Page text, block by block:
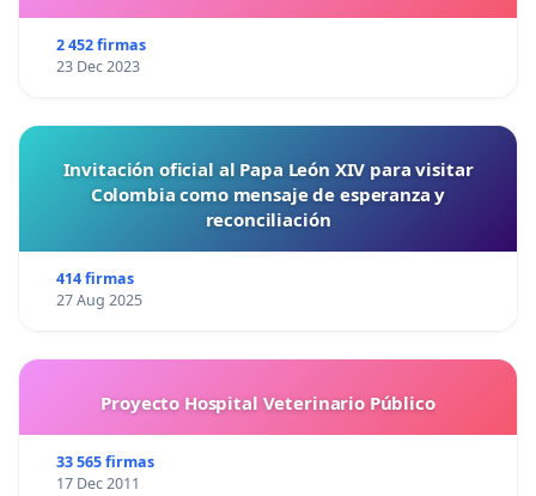
2 452 firmas
23 Dec 2023
Invitación oficial al Papa León XIV para visitar
Colombia como mensaje de esperanza y
reconciliación
414 firmas
27 Aug 2025
Proyecto Hospital Veterinario Público
33 565 firmas
17 Dec 2011